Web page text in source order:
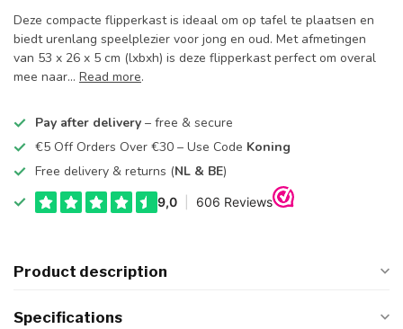
Deze compacte flipperkast is ideaal om op tafel te plaatsen en
biedt urenlang speelplezier voor jong en oud. Met afmetingen
van 53 x 26 x 5 cm (lxbxh) is deze flipperkast perfect om overal
mee naar... Read more.
Pay after delivery – free & secure
€5 Off Orders Over €30 – Use Code Koning
Free delivery & returns (NL & BE)
Product description
Specifications